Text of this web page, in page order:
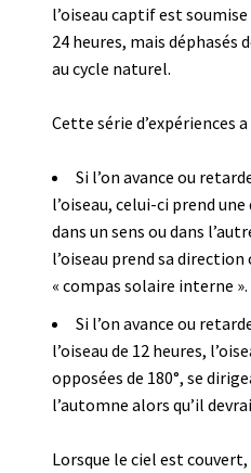
l’oiseau captif est
24 heures, mais déphasés
au cycle naturel.
Cette série d’expériences
Si l’on avance ou
l’oiseau, celui-ci prend
dans un sens ou dans
l’oiseau prend sa
« compas solaire interne ».
Si l’on avance ou
l’oiseau de 12 heures,
opposées de 180°, se
l’automne alors qu’il
Lorsque le ciel est